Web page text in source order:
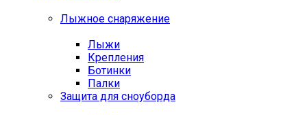
Лыжное снаряжение
Лыжи
Крепления
Ботинки
Палки
Защита для сноуборда